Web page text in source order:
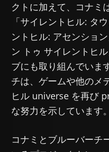
クトに加えて、コナミ
「サイレントヒル: タ
ントヒル: アセンショ
ン トゥ サイレントヒ
ブにも取り組んでいま
チは、ゲームや他のメ
ヒル universe を再び
な努力を示しています。
コナミとブルーバーチ